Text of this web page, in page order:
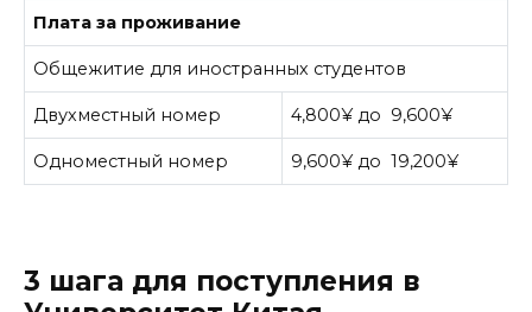
Плата за проживание
Общежитие для иностранных студентов
Двухместный номер 4,800¥ до 9,600¥
Одноместный номер 9,600¥ до 19,200¥
3 шага для поступления в